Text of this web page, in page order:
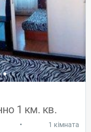
1 км. кв.
• 1 кімната